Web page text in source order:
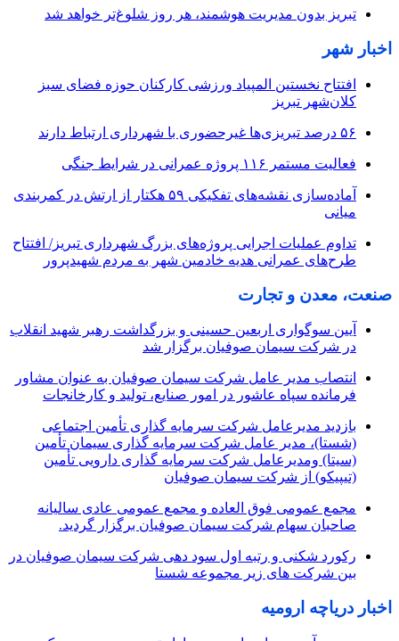
تبریز بدون مدیریت هوشمند، هر روز شلوغ‌تر خواهد شد
اخبار شهر
افتتاح نخستین المپیاد ورزشی کارکنان حوزه فضای سبز
کلان‌شهر تبریز
۵۶ درصد تبریزی‌ها غیرحضوری با شهرداری ارتباط دارند
فعالیت مستمر ۱۱۶ پروژه عمرانی در شرایط جنگی
آماده‌سازی نقشه‌های تفکیکی ۵۹ هکتار از ارتش در کمربندی
میانی
تداوم عملیات اجرایی پروژه‌های بزرگ شهرداری تبریز/ افتتاح
طرح‌های عمرانی هدیه خادمین شهر به مردم شهیدپرور
صنعت، معدن و تجارت
آیین سوگواری اربعین حسینی و بزرگداشت رهبر شهید انقلاب
در شرکت سیمان صوفیان برگزار شد
انتصاب مدیر عامل شرکت سیمان صوفیان به عنوان مشاور
فرمانده سپاه عاشور در امور صنایع، تولید و کارخانجات
بازدید مدیرعامل شرکت سرمایه گذاری تأمین اجتماعی
(شستا)، مدیر عامل شرکت سرمایه گذاری سیمان تأمین
(سیتا) ومدیرعامل شرکت سرمایه گذاری دارویی تأمین
(تیپیکو) از شرکت سیمان صوفیان
مجمع عمومی فوق العاده و مجمع عمومی عادی سالیانه
صاحبان سهام شرکت سیمان صوفیان برگزار گردید.
رکورد شکنی و رتبه اول سود دهی شرکت سیمان صوفیان در
بین شرکت های زیر مجموعه شستا
اخبار دریاچه ارومیه